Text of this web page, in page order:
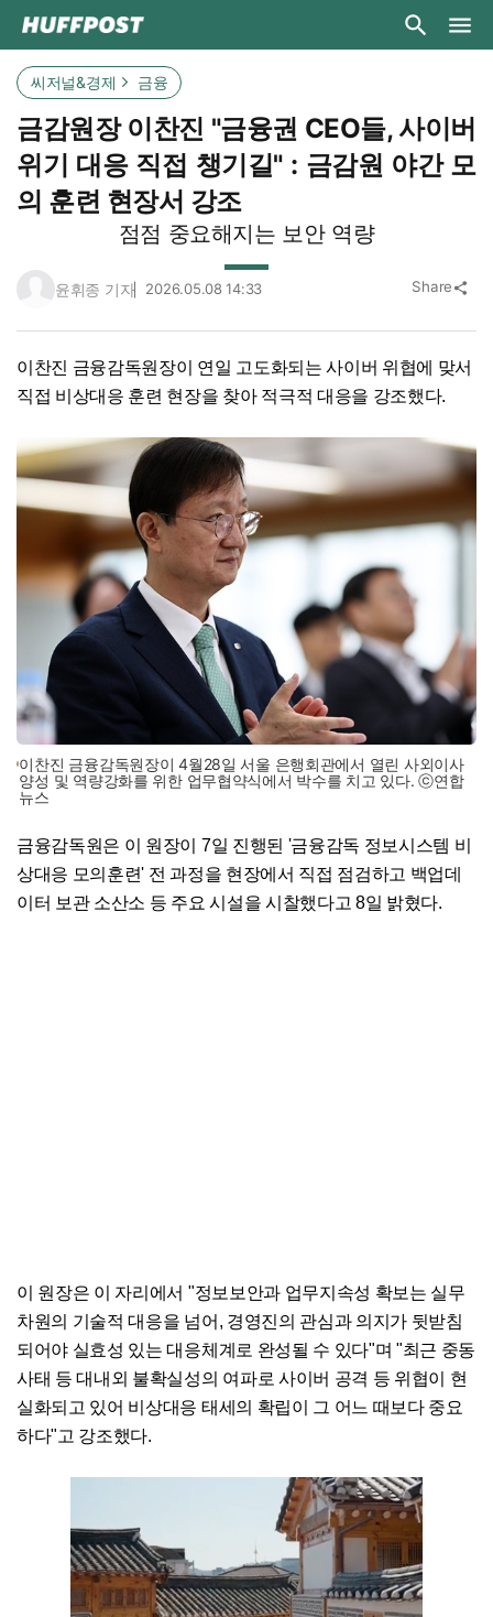
씨저널&경제 금융
금감원장 이찬진 "금융권 CEO들, 사이버
위기 대응 직접 챙기길" : 금감원 야간 모
의 훈련 현장서 강조
점점 중요해지는 보안 역량
윤휘종 기자 2026.05.08 14:33 Share share
이찬진 금융감독원장이 연일 고도화되는 사이버 위협에 맞서
직접 비상대응 훈련 현장을 찾아 적극적 대응을 강조했다.
이찬진 금융감독원장이 4월28일 서울 은행회관에서 열린 사외이사
양성 및 역량강화를 위한 업무협약식에서 박수를 치고 있다. ⓒ연합
뉴스
금융감독원은 이 원장이 7일 진행된 '금융감독 정보시스템 비
상대응 모의훈련' 전 과정을 현장에서 직접 점검하고 백업데
이터 보관 소산소 등 주요 시설을 시찰했다고 8일 밝혔다.
이 원장은 이 자리에서 "정보보안과 업무지속성 확보는 실무
차원의 기술적 대응을 넘어, 경영진의 관심과 의지가 뒷받침
되어야 실효성 있는 대응체계로 완성될 수 있다"며 "최근 중동
사태 등 대내외 불확실성의 여파로 사이버 공격 등 위협이 현
실화되고 있어 비상대응 태세의 확립이 그 어느 때보다 중요
하다"고 강조했다.